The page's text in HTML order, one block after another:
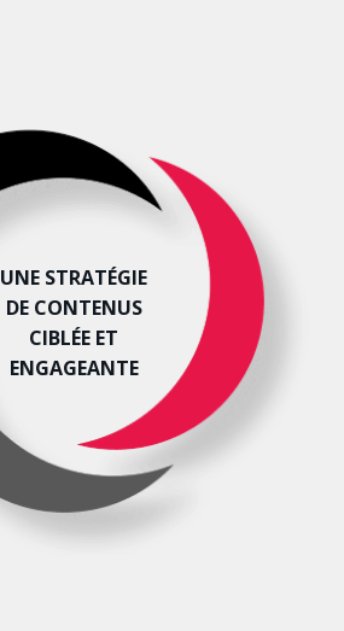
UNE STRATÉGIE
DE CONTENUS
CIBLÉE ET
ENGAGEANTE